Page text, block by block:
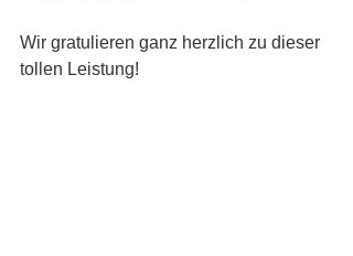
Wir gratulieren ganz herzlich zu dieser
tollen Leistung!